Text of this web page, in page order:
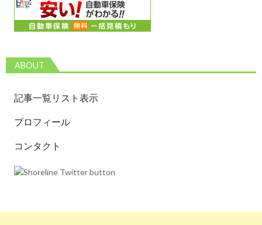
ABOUT
記事一覧リスト表示
プロフィール
コンタクト